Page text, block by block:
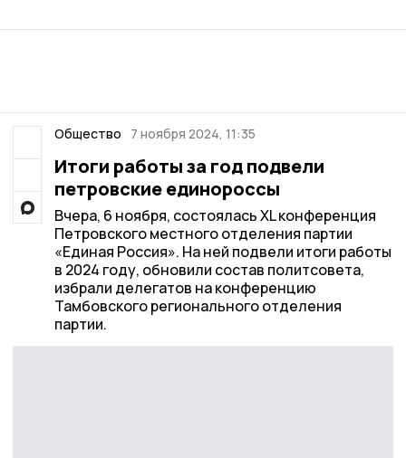
Общество 7 ноября 2024, 11:35
Итоги работы за год подвели
петровские единороссы
Вчера, 6 ноября, состоялась XL конференция
Петровского местного отделения партии
«Единая Россия». На ней подвели итоги работы
в 2024 году, обновили состав политсовета,
избрали делегатов на конференцию
Тамбовского регионального отделения
партии.